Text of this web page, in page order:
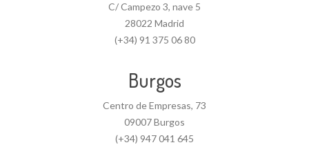
C/ Campezo 3, nave 5
28022 Madrid
(+34) 91 375 06 80
Burgos
Centro de Empresas, 73
09007 Burgos
(+34) 947 041 645